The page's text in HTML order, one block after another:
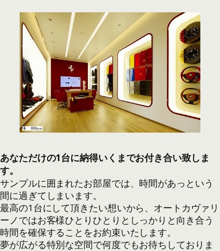
あなただけの1台に納得いくまでお付き合い致しま
す。
サンプルに囲まれたお部屋では、時間があっという
間に過ぎてしまいます。
最高の1台にして頂きたい想いから、オートカヴァリ
ーノではお客様ひとりひとりとしっかりと向き合う
時間を確保することをお約束いたします。
夢が広がる特別な空間で何度でもお待ちしておりま